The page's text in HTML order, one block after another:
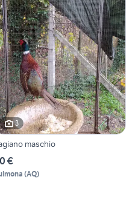
3
maschio
€
(AQ)